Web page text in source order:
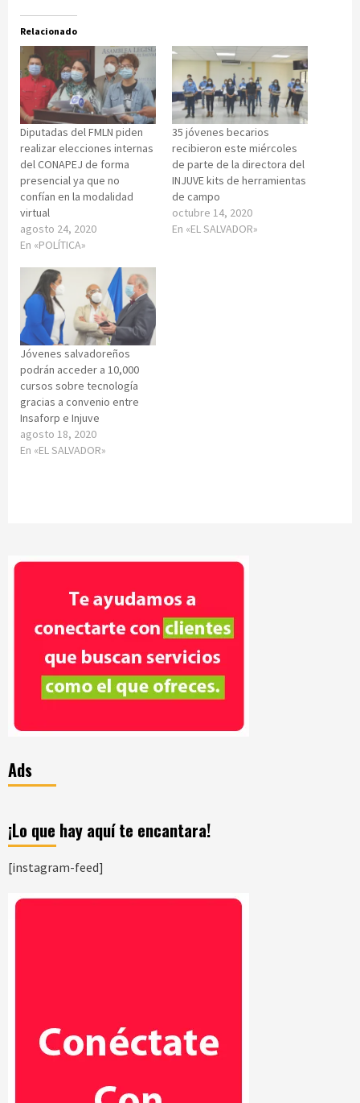
Relacionado
Diputadas del FMLN piden
realizar elecciones internas
del CONAPEJ de forma
presencial ya que no
confían en la modalidad
virtual
agosto 24, 2020
En «POLÍTICA»
35 jóvenes becarios
recibieron este miércoles
de parte de la directora del
INJUVE kits de herramientas
de campo
octubre 14, 2020
En «EL SALVADOR»
Jóvenes salvadoreños
podrán acceder a 10,000
cursos sobre tecnología
gracias a convenio entre
Insaforp e Injuve
agosto 18, 2020
En «EL SALVADOR»
Ads
¡Lo que hay aquí te encantara!
[instagram-feed]